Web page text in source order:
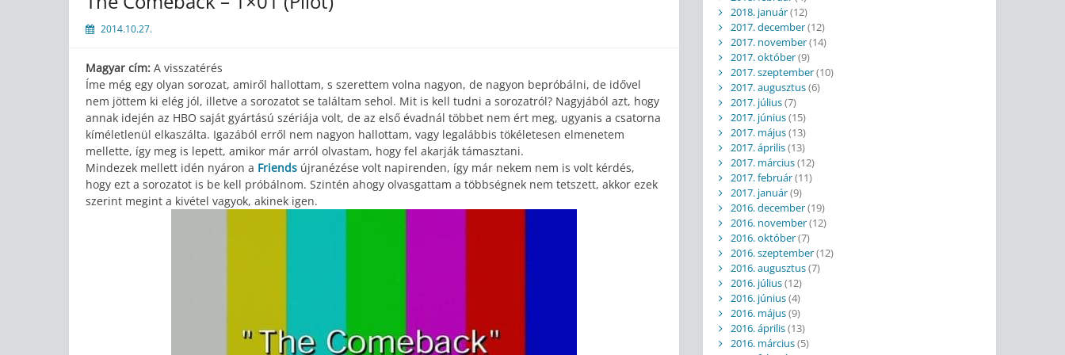
2014.10.27.
Magyar cím: A visszatérés
Íme még egy olyan sorozat, amiről hallottam, s szerettem volna nagyon, de nagyon bepróbálni, de idővel
nem jöttem ki elég jól, illetve a sorozatot se találtam sehol. Mit is kell tudni a sorozatról? Nagyjából azt, hogy
annak idején az HBO saját gyártású szériája volt, de az első évadnál többet nem ért meg, ugyanis a csatorna
kíméletlenül elkaszálta. Igazából erről nem nagyon hallottam, vagy legalábbis tökéletesen elmenetem
mellette, így meg is lepett, amikor már arról olvastam, hogy fel akarják támasztani.
Mindezek mellett idén nyáron a Friends újranézése volt napirenden, így már nekem nem is volt kérdés,
hogy ezt a sorozatot is be kell próbálnom. Szintén ahogy olvasgattam a többségnek nem tetszett, akkor ezek
szerint megint a kivétel vagyok, akinek igen.
2018. január(12)
2017. december(12)
2017. november(14)
2017. október(9)
2017. szeptember(10)
2017. augusztus(6)
2017. július(7)
2017. június(15)
2017. május(13)
2017. április(13)
2017. március(12)
2017. február(11)
2017. január(9)
2016. december(19)
2016. november(12)
2016. október(7)
2016. szeptember(12)
2016. augusztus(7)
2016. július(12)
2016. június(4)
2016. május(9)
2016. április(13)
2016. március(5)